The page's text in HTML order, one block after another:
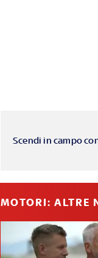
Scendi in campo
MOTORI: ALTRE